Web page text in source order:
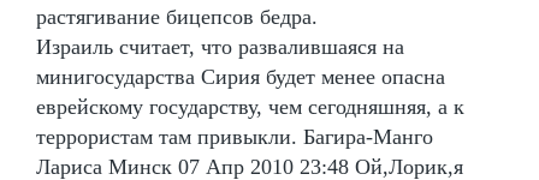
растягивание бицепсов бедра.
Израиль считает, что развалившаяся на
минигосударства Сирия будет менее опасна
еврейскому государству, чем сегодняшняя, а к
террористам там привыкли. Багира-Манго
Лариса Минск 07 Апр 2010 23:48 Ой,Лорик,я